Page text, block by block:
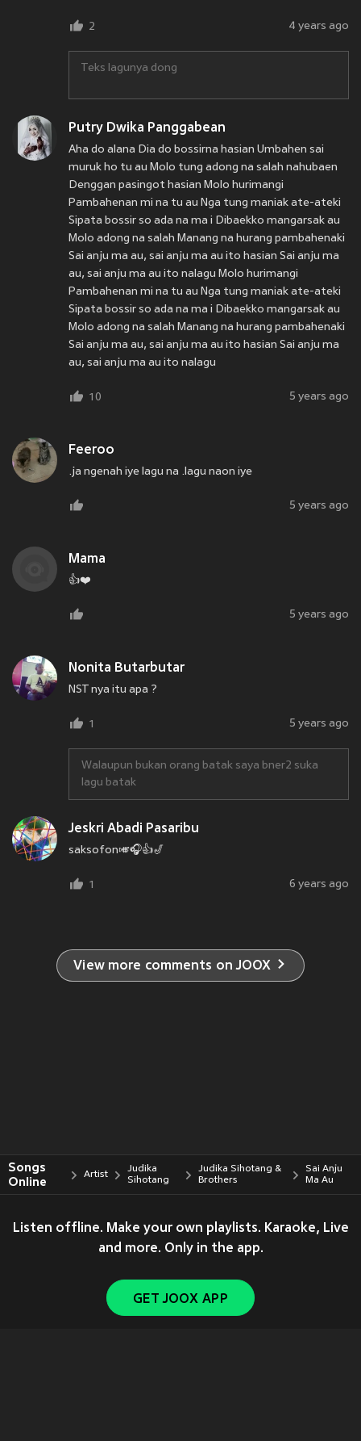
2 4 years ago
Teks lagunya dong
Putry Dwika Panggabean
Aha do alana Dia do bossirna hasian Umbahen sai
muruk ho tu au Molo tung adong na salah nahubaen
Denggan pasingot hasian Molo hurimangi
Pambahenan mi na tu au Nga tung maniak ate-ateki
Sipata bossir so ada na ma i Dibaekko mangarsak au
Molo adong na salah Manang na hurang pambahenaki
Sai anju ma au, sai anju ma au ito hasian Sai anju ma
au, sai anju ma au ito nalagu Molo hurimangi
Pambahenan mi na tu au Nga tung maniak ate-ateki
Sipata bossir so ada na ma i Dibaekko mangarsak au
Molo adong na salah Manang na hurang pambahenaki
Sai anju ma au, sai anju ma au ito hasian Sai anju ma
au, sai anju ma au ito nalagu
10 5 years ago
Feeroo
.ja ngenah iye lagu na .lagu naon iye
5 years ago
Mama
👍❤️
5 years ago
Nonita Butarbutar
NST nya itu apa ?
1 5 years ago
Walaupun bukan orang batak saya bner2 suka
lagu batak
Jeskri Abadi Pasaribu
saksofon🎺🎧👍🎷
1 6 years ago
View more comments on JOOX
Songs
Online
Artist
Judika
Sihotang
Judika Sihotang &
Brothers
Sai Anju
Ma Au
Listen offline. Make your own playlists. Karaoke, Live
and more. Only in the app.
GET JOOX APP